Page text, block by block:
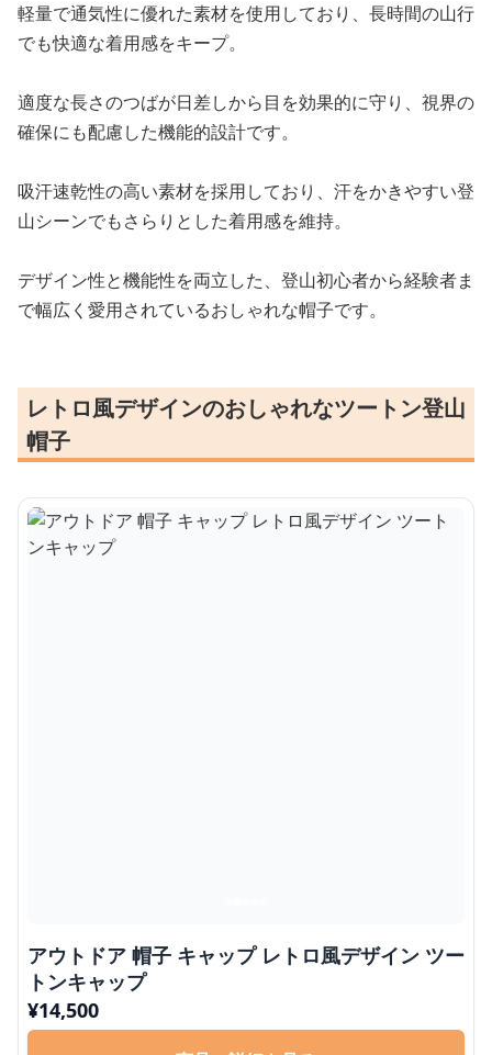
軽量で通気性に優れた素材を使用しており、長時間の山行
でも快適な着用感をキープ。
適度な長さのつばが日差しから目を効果的に守り、視界の
確保にも配慮した機能的設計です。
吸汗速乾性の高い素材を採用しており、汗をかきやすい登
山シーンでもさらりとした着用感を維持。
デザイン性と機能性を両立した、登山初心者から経験者ま
で幅広く愛用されているおしゃれな帽子です。
レトロ風デザインのおしゃれなツートン登山
帽子
アウトドア 帽子 キャップ レトロ風デザイン ツー
トンキャップ
¥14,500